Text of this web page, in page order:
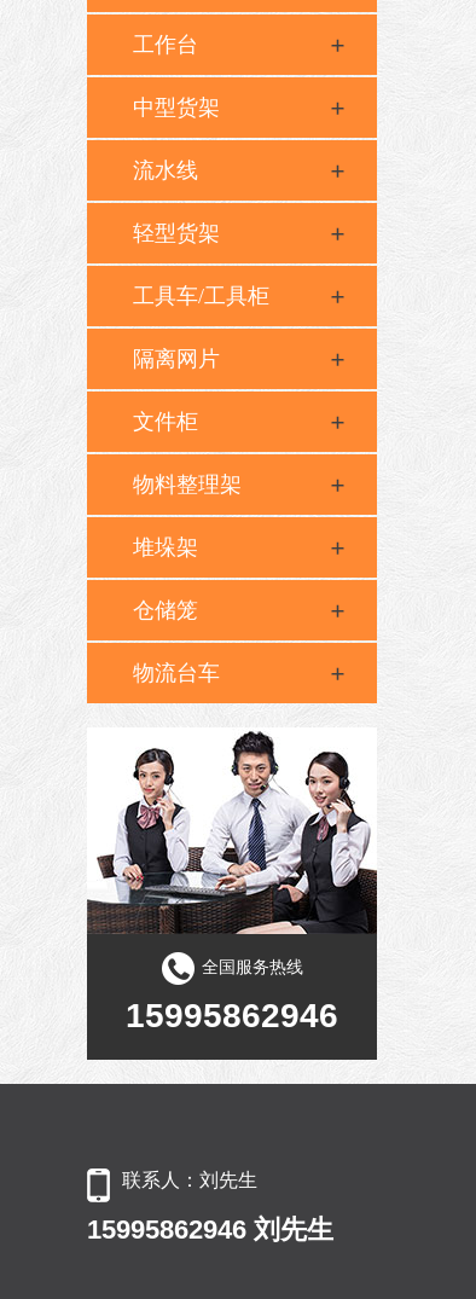
工作台
中型货架
流水线
轻型货架
工具车/工具柜
隔离网片
文件柜
物料整理架
堆垛架
仓储笼
物流台车
全国服务热线
15995862946
联系人：刘先生
15995862946 刘先生